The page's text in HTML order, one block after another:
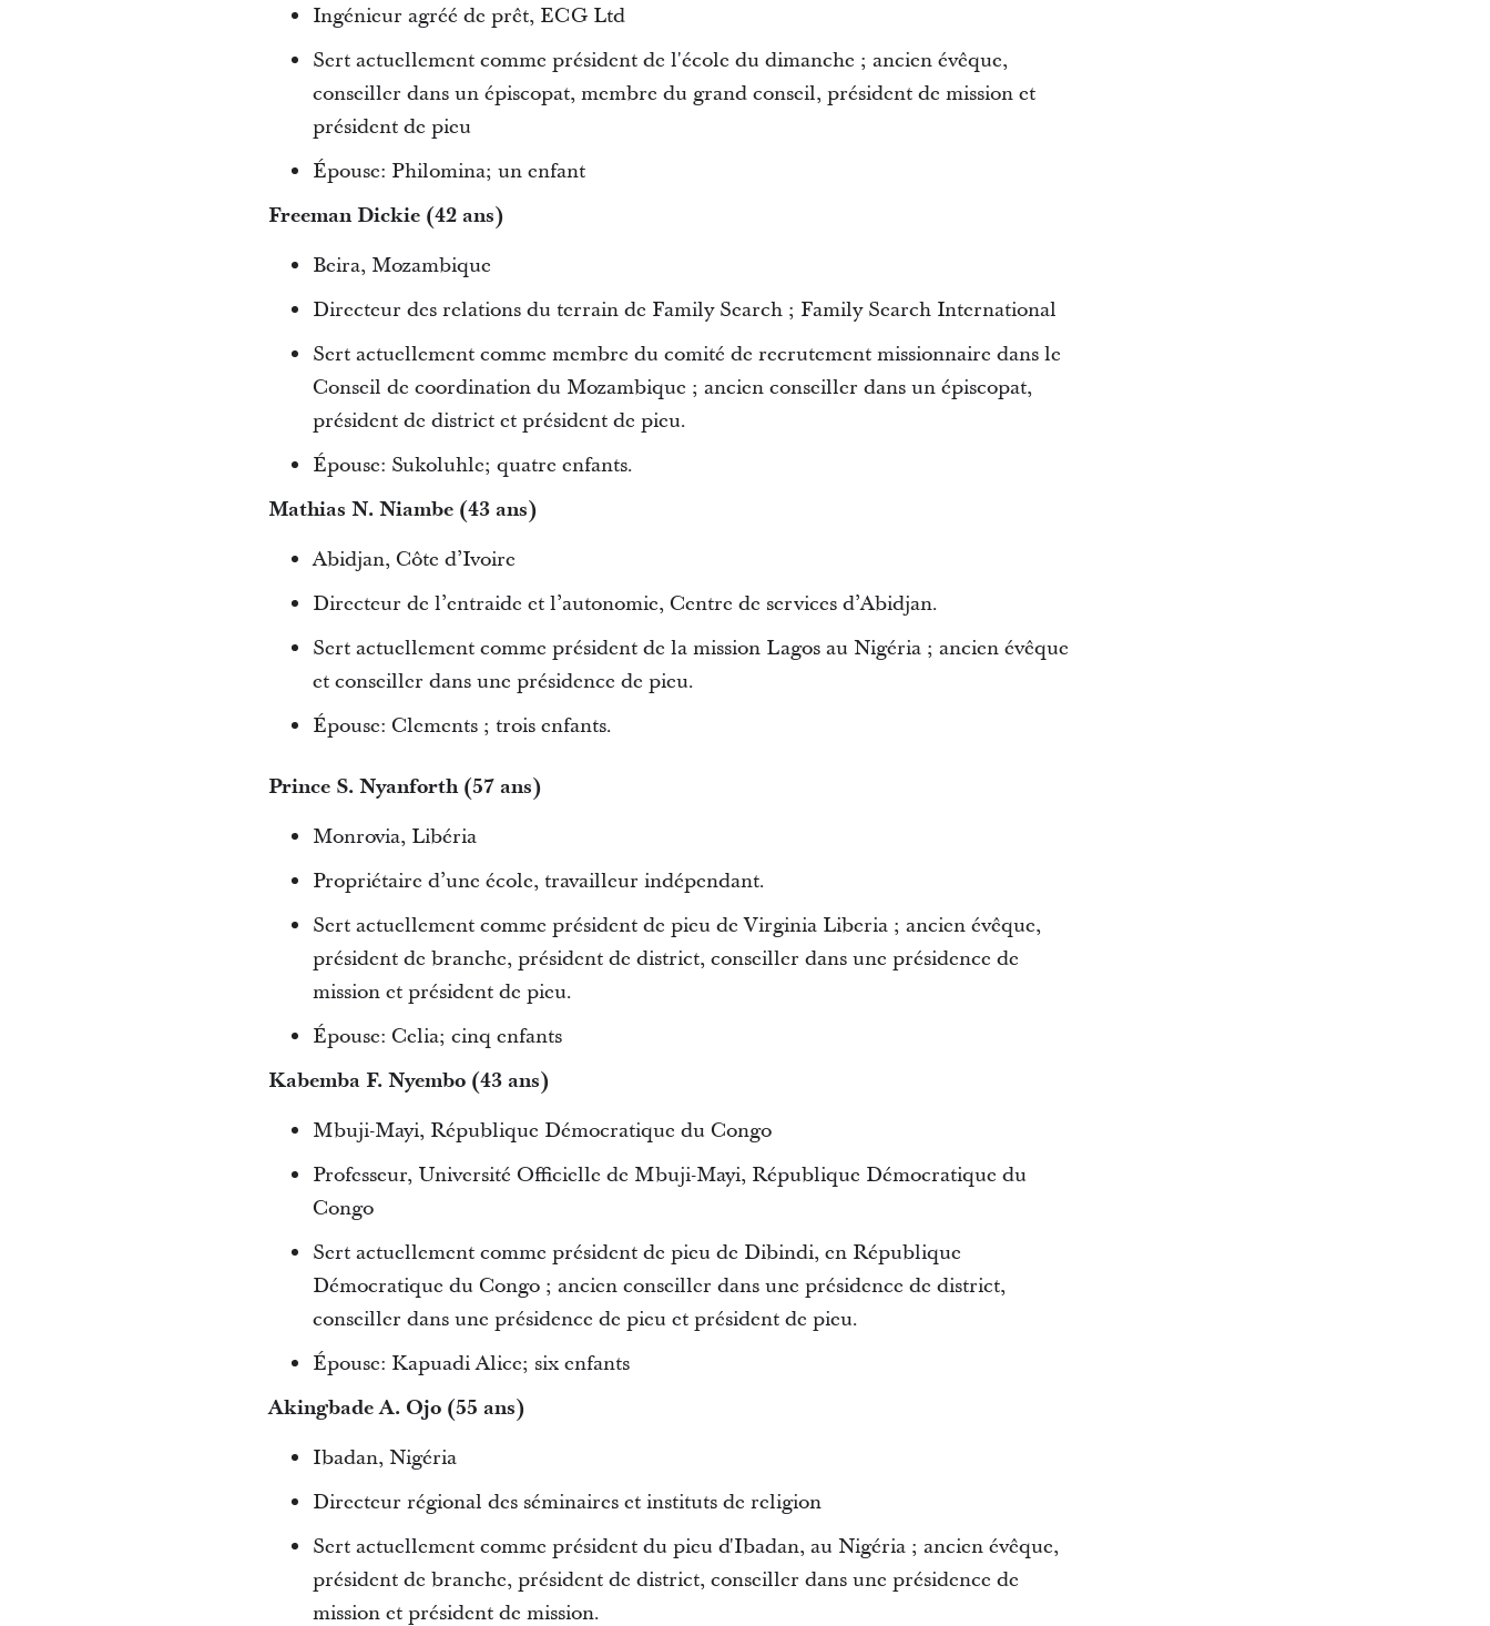
Ingénieur agréé de prêt, ECG Ltd
Sert actuellement comme président de l'école du dimanche ; ancien évêque,
conseiller dans un épiscopat, membre du grand conseil, président de mission et
président de pieu
Épouse: Philomina; un enfant
Freeman Dickie (42 ans)
Beira, Mozambique
Directeur des relations du terrain de Family Search ; Family Search International
Sert actuellement comme membre du comité de recrutement missionnaire dans le
Conseil de coordination du Mozambique ; ancien conseiller dans un épiscopat,
président de district et président de pieu.
Épouse: Sukoluhle; quatre enfants.
Mathias N. Niambe (43 ans)
Abidjan, Côte d’Ivoire
Directeur de l’entraide et l’autonomie, Centre de services d’Abidjan.
Sert actuellement comme président de la mission Lagos au Nigéria ; ancien évêque
et conseiller dans une présidence de pieu.
Épouse: Clements ; trois enfants.
Prince S. Nyanforth (57 ans)
Monrovia, Libéria
Propriétaire d’une école, travailleur indépendant.
Sert actuellement comme président de pieu de Virginia Liberia ; ancien évêque,
président de branche, président de district, conseiller dans une présidence de
mission et président de pieu.
Épouse: Celia; cinq enfants
Kabemba F. Nyembo (43 ans)
Mbuji-Mayi, République Démocratique du Congo
Professeur, Université Officielle de Mbuji-Mayi, République Démocratique du
Congo
Sert actuellement comme président de pieu de Dibindi, en République
Démocratique du Congo ; ancien conseiller dans une présidence de district,
conseiller dans une présidence de pieu et président de pieu.
Épouse: Kapuadi Alice; six enfants
Akingbade A. Ojo (55 ans)
Ibadan, Nigéria
Directeur régional des séminaires et instituts de religion
Sert actuellement comme président du pieu d'Ibadan, au Nigéria ; ancien évêque,
président de branche, président de district, conseiller dans une présidence de
mission et président de mission.